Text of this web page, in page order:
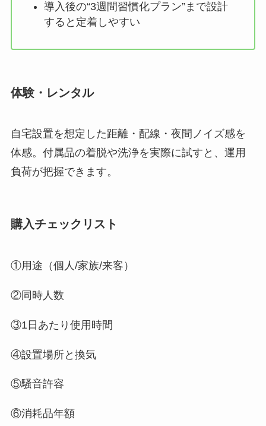
導入後の“3週間習慣化プラン”まで設計
すると定着しやすい
体験・レンタル
自宅設置を想定した距離・配線・夜間ノイズ感を
体感。付属品の着脱や洗浄を実際に試すと、運用
負荷が把握できます。
購入チェックリスト
①用途（個人/家族/来客）
②同時人数
③1日あたり使用時間
④設置場所と換気
⑤騒音許容
⑥消耗品年額